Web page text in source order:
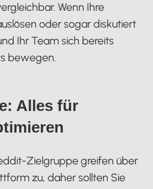
Wenn Ihre
oder sogar diskutiert
Ihr Team sich bereits
bewegen.
Alles für
Zielgruppe greifen über
zu, daher sollten Sie